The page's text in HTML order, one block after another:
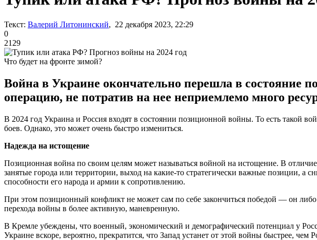
Текст: Валерий Литонинский, 22 декабря 2023, 22:29
0
2129
Что будет на фронте зимой?
Война в Украине окончательно перешла в состояние
операцию, не потратив на нее неприемлемо много
В 2024 год Украина и Россия входят в состоянии позиционной войны. То есть такой
боев. Однако, это может очень быстро измениться.
Надежда на истощение
Позиционная война по своим целям может называться войной на истощение. В
занятые города или территории, выход на какие-то стратегически важные позиции, а
способности его народа и армии к сопротивлению.
При этом позиционный конфликт не может сам по себе закончиться победой — он либо
перехода войны в более активную, маневренную.
В Кремле убеждены, что военный, экономический и демографический потенциал у
Украине вскоре, вероятно, прекратится, что Запад устанет от этой войны быстрее, чем